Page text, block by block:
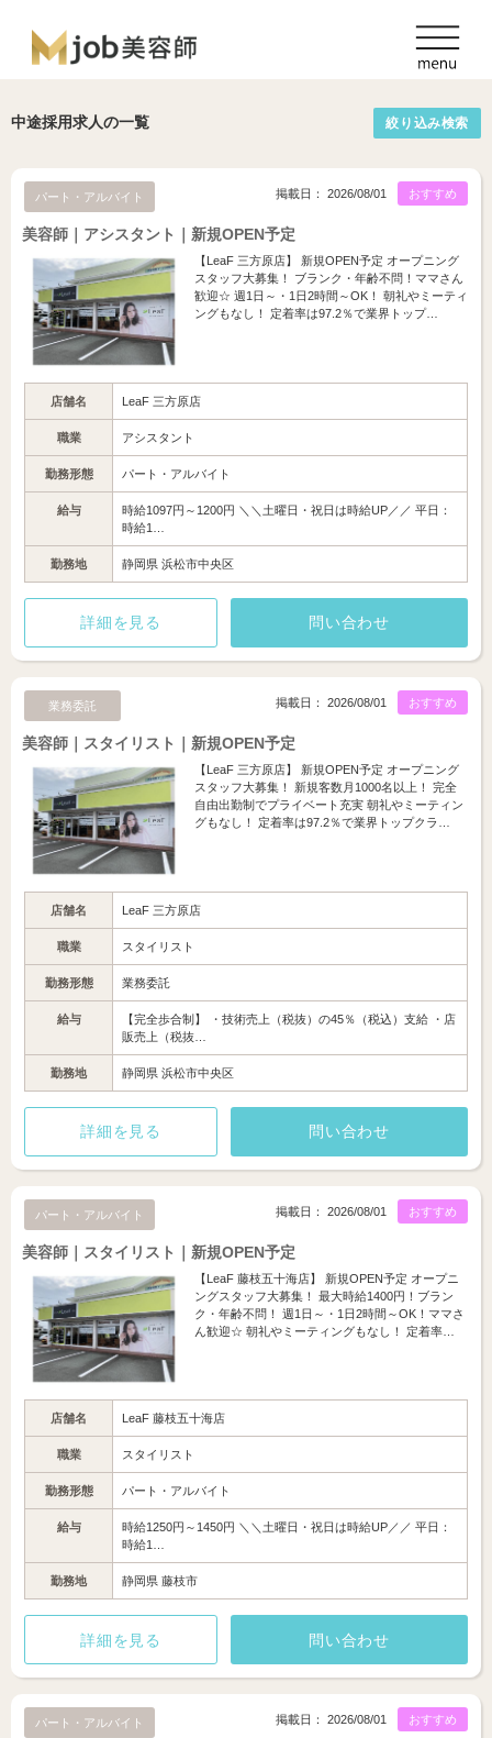
中途採用求人の一覧 絞り込み検索
パート・アルバイト おすすめ
掲載日： 2026/08/01
美容師｜アシスタント｜新規OPEN予定
【LeaF 三方原店】 新規OPEN予定 オープニング
スタッフ大募集！ ブランク・年齢不問！ママさん
歓迎☆ 週1日～・1日2時間～OK！ 朝礼やミーティ
ングもなし！ 定着率は97.2％で業界トップ…
店舗名 LeaF 三方原店
職業 アシスタント
勤務形態 パート・アルバイト
給与
時給1097円～1200円 ＼＼土曜日・祝日は時給UP／／ 平日：
時給1…
勤務地 静岡県 浜松市中央区
詳細を見る 問い合わせ
業務委託 おすすめ
掲載日： 2026/08/01
美容師｜スタイリスト｜新規OPEN予定
【LeaF 三方原店】 新規OPEN予定 オープニング
スタッフ大募集！ 新規客数月1000名以上！ 完全
自由出勤制でプライベート充実 朝礼やミーティン
グもなし！ 定着率は97.2％で業界トップクラ…
店舗名 LeaF 三方原店
職業 スタイリスト
勤務形態 業務委託
給与
【完全歩合制】 ・技術売上（税抜）の45％（税込）支給 ・店
販売上（税抜…
勤務地 静岡県 浜松市中央区
詳細を見る 問い合わせ
パート・アルバイト おすすめ
掲載日： 2026/08/01
美容師｜スタイリスト｜新規OPEN予定
【LeaF 藤枝五十海店】 新規OPEN予定 オープニ
ングスタッフ大募集！ 最大時給1400円！ブラン
ク・年齢不問！ 週1日～・1日2時間～OK！ママさ
ん歓迎☆ 朝礼やミーティングもなし！ 定着率…
店舗名 LeaF 藤枝五十海店
職業 スタイリスト
勤務形態 パート・アルバイト
給与
時給1250円～1450円 ＼＼土曜日・祝日は時給UP／／ 平日：
時給1…
勤務地 静岡県 藤枝市
詳細を見る 問い合わせ
パート・アルバイト おすすめ
掲載日： 2026/08/01